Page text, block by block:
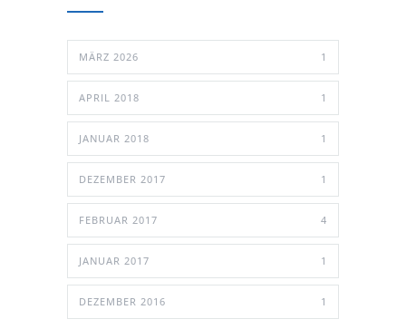
MÄRZ 2026 1
APRIL 2018 1
JANUAR 2018 1
DEZEMBER 2017 1
FEBRUAR 2017 4
JANUAR 2017 1
DEZEMBER 2016 1